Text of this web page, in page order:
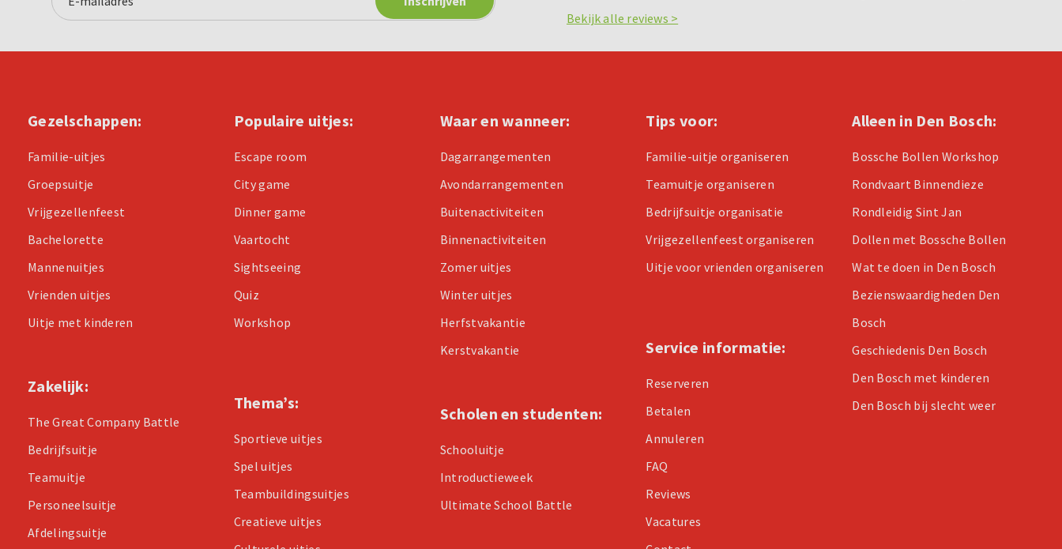
Bekijk alle reviews >
Gezelschappen:
Familie-uitjes
Groepsuitje
Vrijgezellenfeest
Bachelorette
Mannenuitjes
Vrienden uitjes
Uitje met kinderen
Zakelijk:
The Great Company Battle
Bedrijfsuitje
Teamuitje
Personeelsuitje
Afdelingsuitje
Populaire uitjes:
Escape room
City game
Dinner game
Vaartocht
Sightseeing
Quiz
Workshop
Thema’s:
Sportieve uitjes
Spel uitjes
Teambuildingsuitjes
Creatieve uitjes
Waar en wanneer:
Dagarrangementen
Avondarrangementen
Buitenactiviteiten
Binnenactiviteiten
Zomer uitjes
Winter uitjes
Herfstvakantie
Kerstvakantie
Scholen en studenten:
Schooluitje
Introductieweek
Ultimate School Battle
Tips voor:
Familie-uitje organiseren
Teamuitje organiseren
Bedrijfsuitje organisatie
Vrijgezellenfeest organiseren
Uitje voor vrienden organiseren
Service informatie:
Reserveren
Betalen
Annuleren
FAQ
Reviews
Vacatures
Alleen in Den Bosch:
Bossche Bollen Workshop
Rondvaart Binnendieze
Rondleidig Sint Jan
Dollen met Bossche Bollen
Wat te doen in Den Bosch
Bezienswaardigheden Den
Bosch
Geschiedenis Den Bosch
Den Bosch met kinderen
Den Bosch bij slecht weer